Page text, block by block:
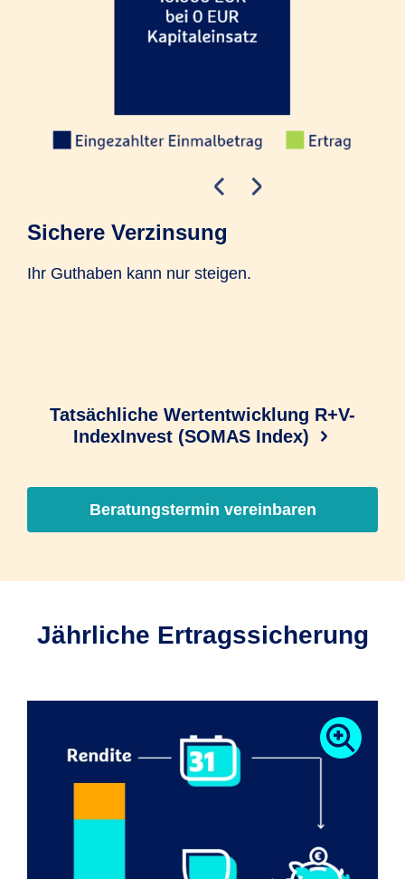
Sichere Verzinsung
Ihr Guthaben kann nur steigen.
Tatsächliche Wertentwicklung R+V-
IndexInvest (SOMAS Index)
Beratungstermin vereinbaren
Jährliche Ertragssicherung